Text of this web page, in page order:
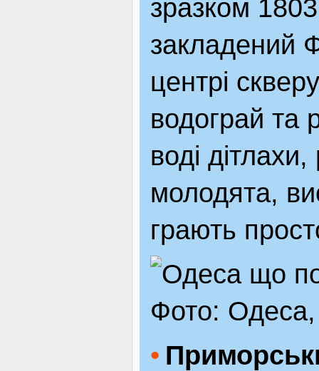
зразком
закладений
центрі
водограй та
воді
молодята,
грають
Фото: Одеса,